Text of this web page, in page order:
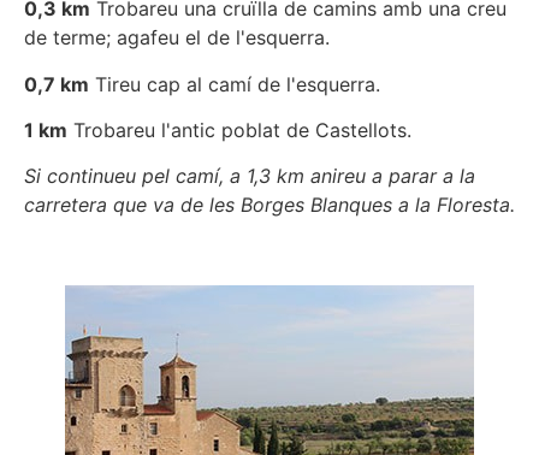
0,3 km Trobareu una cruïlla de camins amb una creu
de terme; agafeu el de l'esquerra.
0,7 km Tireu cap al camí de l'esquerra.
1 km Trobareu l'antic poblat de Castellots.
Si continueu pel camí, a 1,3 km anireu a parar a la
carretera que va de les Borges Blanques a la Floresta.